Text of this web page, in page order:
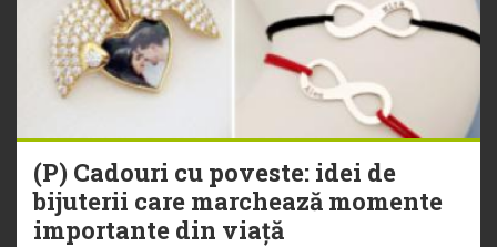
(P) Cadouri cu poveste: idei de
bijuterii care marchează momente
importante din viață